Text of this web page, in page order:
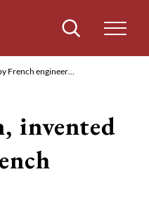
Sök
French engineer…
invented